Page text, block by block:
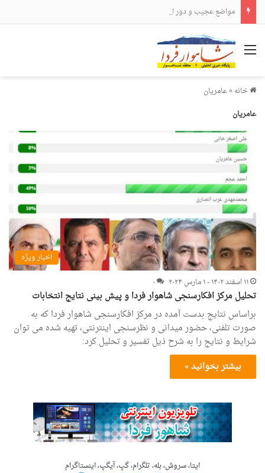
مواضع عجیب و دور از انتظار علی لاریجانی
منو
خانه»عامریان
عامریان
اخبار ویژه
۱۱ اسفند ۱۴۰۲ - ۱ مارس ۲۰۲۴
۰
تحلیل مرکز افکارسنجی شاهوار فردا و پیش بینی نتایج انتخابات
براساس نتایج بدست آمده در مرکز افکارسنجی شاهوار فردا که به
صورت تلفنی، حضور میدانی و نظرسنجی اینترنتی، تهیه شده می توان
شرایط و نتایج را به شرح ذیل تفسیر و تحلیل کرد:
بیشتر بخوانید »
ایتا، سروش، بله، تلگرام، گپ، آیگپ، اینستاگرام